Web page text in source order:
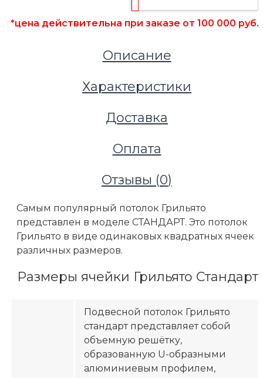
Грильято Стандарт
*цена действительна при заказе от 100 000 руб.
Описание
Характеристики
Доставка
Оплата
Отзывы (0)
Самым популярный потолок Грильято
представлен в моделе СТАНДАРТ. Это потолок
Грильято в виде одинаковых квадратных ячеек
различных размеров.
Размеры ячейки Грильято Стандарт
Подвесной потолок Грильято
стандарт представляет собой
объемную решётку,
образованную U-образными
алюминиевым профилем,